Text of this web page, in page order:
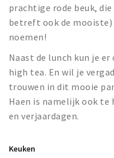
prachtige rode beuk,
betreft ook de mooiste)
noemen!
Naast de lunch kun je
high tea. En wil je
trouwen in dit mooie
Haen is namelijk ook
en verjaardagen.
Keuken